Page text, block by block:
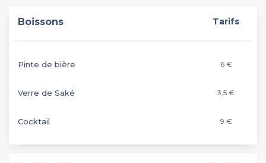
Boissons Tarifs
Pinte de bière 6 €
Verre de Saké 3,5 €
Cocktail 9 €